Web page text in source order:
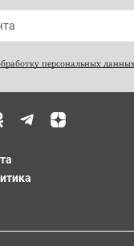
персональных данных